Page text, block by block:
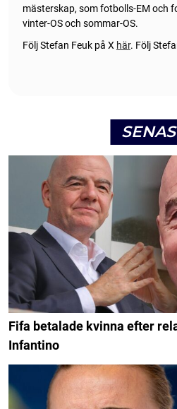
mästerskap, som fotbolls-EM och
vinter-OS och sommar-OS.
Följ Stefan Feuk på X här. Följ
Fifa betalade kvinna efter
Infantino